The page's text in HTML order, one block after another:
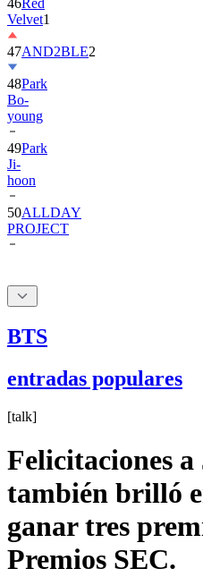
47AND2BLE
48Park
Bo-
young
49Park
Ji-
hoon
50ALLDAY
PROJECT
BTS
entradas populares
[talk]
Felicitaciones
también brilló
ganar tres
Premios SEC.